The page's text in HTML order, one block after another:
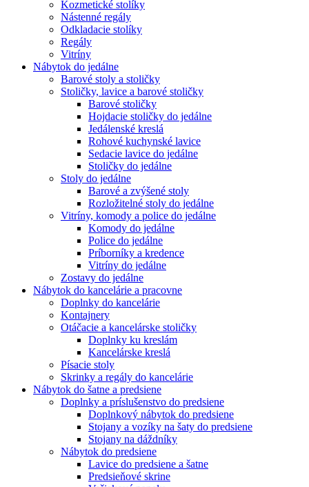
Kozmetické stolíky
Nástenné regály
Odkladacie stolíky
Regály
Vitríny
Nábytok do jedálne
Barové stoly a stoličky
Stoličky, lavice a barové stoličky
Barové stoličky
Hojdacie stoličky do jedálne
Jedálenské kreslá
Rohové kuchynské lavice
Sedacie lavice do jedálne
Stoličky do jedálne
Stoly do jedálne
Barové a zvýšené stoly
Rozložitelné stoly do jedálne
Vitríny, komody a police do jedálne
Komody do jedálne
Police do jedálne
Príborníky a kredence
Vitríny do jedálne
Zostavy do jedálne
Nábytok do kancelárie a pracovne
Doplnky do kancelárie
Kontajnery
Otáčacie a kancelárske stoličky
Doplnky ku kreslám
Kancelárske kreslá
Písacie stoly
Skrinky a regály do kancelárie
Nábytok do šatne a predsiene
Doplnky a príslušenstvo do predsiene
Doplnkový nábytok do predsiene
Stojany a vozíky na šaty do predsiene
Stojany na dáždníky
Nábytok do predsiene
Lavice do predsiene a šatne
Predsieňové skrine